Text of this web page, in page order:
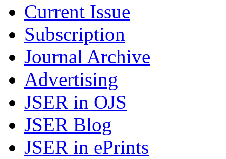
Current Issue
Subscription
Journal Archive
Advertising
JSER in OJS
JSER Blog
JSER in ePrints